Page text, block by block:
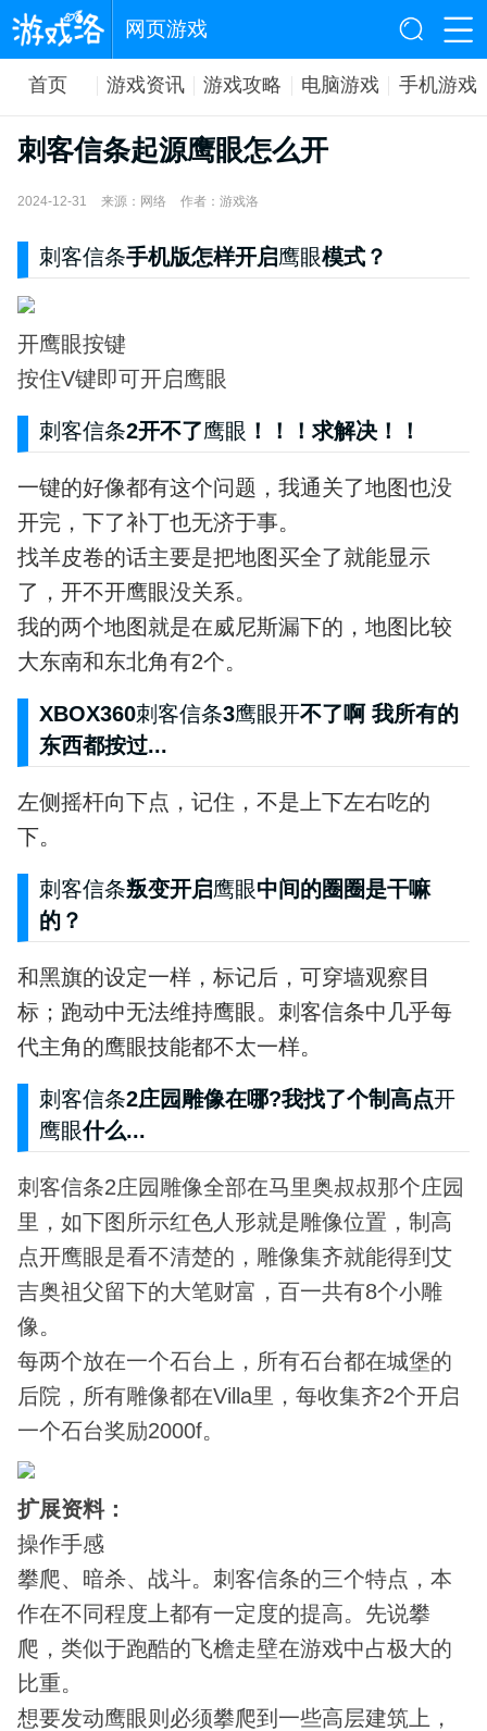
网页游戏
首页 游戏资讯 游戏攻略 电脑游戏 手机游戏
刺客信条起源鹰眼怎么开
2024-12-31 来源：网络 作者：游戏洛
刺客信条手机版怎样开启鹰眼模式？
开鹰眼按键
按住V键即可开启鹰眼
刺客信条2开不了鹰眼 ！！！求解决！！
一键的好像都有这个问题，我通关了地图也没
开完，下了补丁也无济于事。
找羊皮卷的话主要是把地图买全了就能显示
了，开不开鹰眼没关系。
我的两个地图就是在威尼斯漏下的，地图比较
大东南和东北角有2个。
XBOX360刺客信条3鹰眼开不了啊 我所有的
东西都按过...
左侧摇杆向下点，记住，不是上下左右吃的
下。
刺客信条叛变开启鹰眼中间的圈圈是干嘛
的？
和黑旗的设定一样，标记后，可穿墙观察目
标；跑动中无法维持鹰眼。刺客信条中几乎每
代主角的鹰眼技能都不太一样。
刺客信条2庄园雕像在哪?我找了个制高点开
鹰眼什么...
刺客信条2庄园雕像全部在马里奥叔叔那个庄园
里，如下图所示红色人形就是雕像位置，制高
点开鹰眼是看不清楚的，雕像集齐就能得到艾
吉奥祖父留下的大笔财富，百一共有8个小雕
像。
每两个放在一个石台上，所有石台都在城堡的
后院，所有雕像都在Villa里，每收集齐2个开启
一个石台奖励2000f。
扩展资料：
操作手感
攀爬、暗杀、战斗。刺客信条的三个特点，本
作在不同程度上都有一定度的提高。先说攀
爬，类似于跑酷的飞檐走壁在游戏中占极大的
比重。
想要发动鹰眼则必须攀爬到一些高层建筑上，